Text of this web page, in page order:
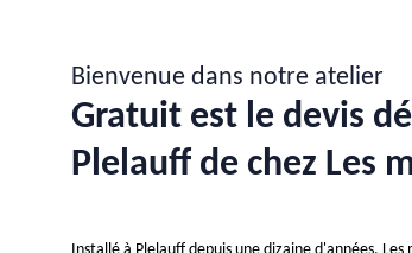
Bienvenue dans notre atelier
Gratuit est le devis
Plelauff de chez Les